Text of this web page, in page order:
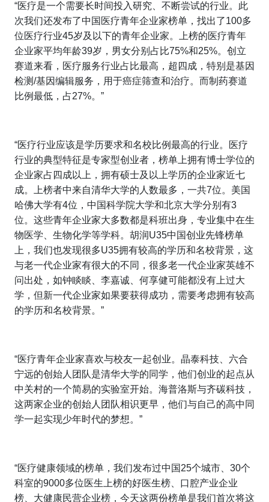
“医疗是一个需要长时间投入研究、不断尝试的行业。此
次我们还发布了中国医疗青年企业家榜单，找出了100多
位医疗行业45岁及以下的青年企业家。上榜的医疗青年
企业家平均年龄39岁，男女分别占比75%和25%。创立
赛道来看，医疗服务行业占比最高，超四成，特别是基因
检测/基因编辑服务，用于癌症筛查和治疗。而制药赛道
比例最低，占27%。”
“医疗行业应该是学历要求和名校比例最高的行业。医疗
行业的典型特征是专家型创业者，榜单上拥有博士学位的
企业家占四成以上，拥有硕士及以上学历的企业家近七
成。上榜者中来自清华大学的人数最多，一共7位。美国
哈佛大学有4位，中国科学院大学和北京大学分别有3
位。这些青年企业家大多数都是科班出身，专业集中在生
物医学、生物化学等学科。胡润U35中国创业先锋榜单
上，我们也发现很多U35拥有较高的学历和名校背景，这
与老一代企业家有很大的不同，很多老一代企业家英雄不
问出处，如钟睒睒、李嘉诚、何享健可能都没有上过大
学，但新一代企业家如果要获得成功，需要考虑拥有较高
的学历和名校背景。”
“医疗青年企业家喜欢与校友一起创业。晶泰科技、六合
宁远的创始人团队是清华大学的同学，他们创业的起点从
中关村的一个简易的实验室开始。海普洛斯与齐碳科技，
这两家企业的创始人团队相识更早，他们与自己的高中同
学一起实现少年时代的梦想。”
“医疗健康领域的榜单，我们发布过中国25个城市、30个
科室的9000多位医生上榜的好医生榜、口腔产业企业
榜、大健康民营企业榜，今天这两份榜单是我们首次将这